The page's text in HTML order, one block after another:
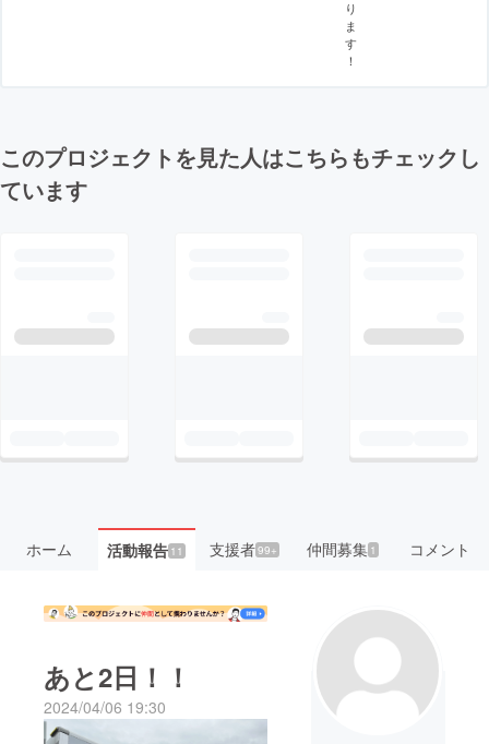
り
ま
す
！
このプロジェクトを見た人はこちらもチェックし
ています
ホーム 活動報告11 支援者99+ 仲間募集 1 コメント
あと2日！！
2024/04/06 19:30